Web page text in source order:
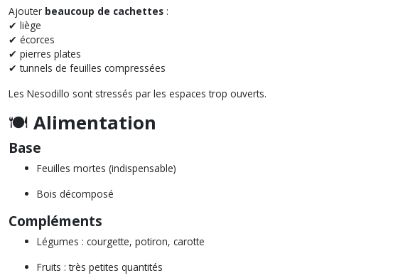
Ajouter beaucoup de cachettes :
✔ liège
✔ écorces
✔ pierres plates
✔ tunnels de feuilles compressées
Les Nesodillo sont stressés par les espaces trop ouverts.
🍽️ Alimentation
Base
Feuilles mortes (indispensable)
Bois décomposé
Compléments
Légumes : courgette, potiron, carotte
Fruits : très petites quantités